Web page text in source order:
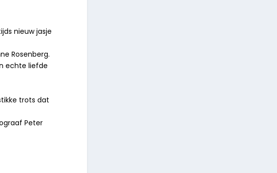
nieuw jasje
Rosenberg.
echte liefde
trots dat
Peter